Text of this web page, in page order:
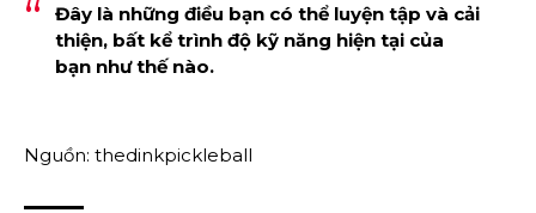
Đây là những điều bạn có thể luyện tập và cải
thiện, bất kể trình độ kỹ năng hiện tại của
bạn như thế nào.
Nguồn: thedinkpickleball